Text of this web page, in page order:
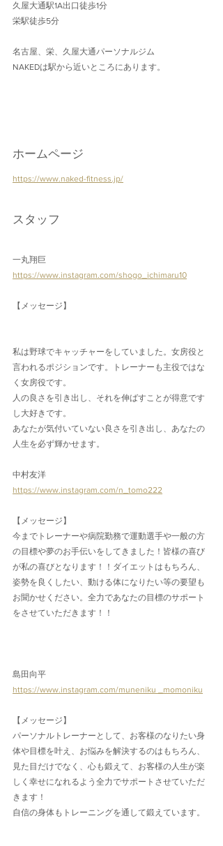
久屋大通駅1A出口徒歩1分
栄駅徒歩5分
名古屋、栄、久屋大通パーソナルジム
NAKEDは駅から近いところにあります。
ホームページ
https://www.naked-fitness.jp/
スタッフ
一丸翔巨
https://www.instagram.com/shogo_ichimaru10
【メッセージ】
私は野球でキャッチャーをしていました。女房役と
言われるポジションです。トレーナーも主役ではな
く女房役です。
人の良さを引き出し、それを伸ばすことが得意です
し大好きです。
あなたが気付いていない良さを引き出し、あなたの
人生を必ず輝かせます。
中村友洋
https://www.instagram.com/n_tomo222
【メッセージ】
今までトレーナーや病院勤務で運動選手や一般の方
の目標や夢のお手伝いをしてきました！皆様の喜び
が私の喜びとなります！！ダイエットはもちろん、
姿勢を良くしたい、動ける体になりたい等の要望も
お聞かせください。全力であなたの目標のサポート
をさせていただきます！！
島田向平
https://www.instagram.com/muneniku _momoniku
【メッセージ】
パーソナルトレーナーとして、お客様のなりたい身
体や目標を叶え、お悩みを解決するのはもちろん、
見た目だけでなく、心も鍛えて、お客様の人生が楽
しく幸せになれるよう全力でサポートさせていただ
きます！
自信の身体もトレーニングを通して鍛えています。